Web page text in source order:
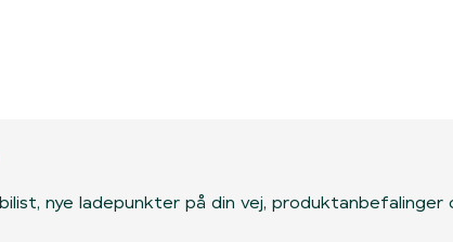
nye ladepunkter på din vej, produktanbefalinger